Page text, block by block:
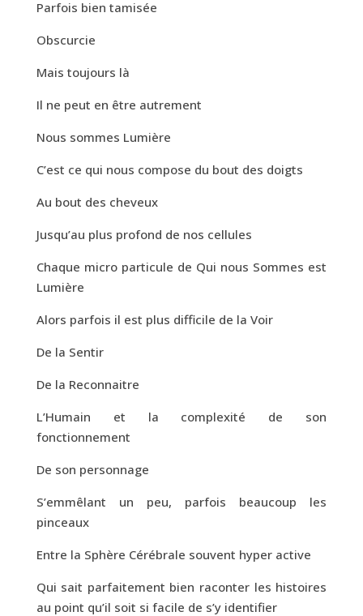
Parfois bien tamisée
Obscurcie
Mais toujours là
Il ne peut en être autrement
Nous sommes Lumière
C’est ce qui nous compose du bout des doigts
Au bout des cheveux
Jusqu’au plus profond de nos cellules
Chaque micro particule de Qui nous Sommes est
Lumière
Alors parfois il est plus difficile de la Voir
De la Sentir
De la Reconnaitre
L’Humain et la complexité de son
fonctionnement
De son personnage
S’emmêlant un peu, parfois beaucoup les
pinceaux
Entre la Sphère Cérébrale souvent hyper active
Qui sait parfaitement bien raconter les histoires
au point qu’il soit si facile de s’y identifier